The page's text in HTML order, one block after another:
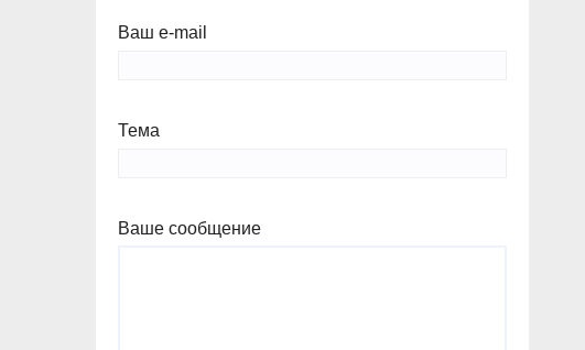
Ваш e-mail
Тема
Ваше сообщение